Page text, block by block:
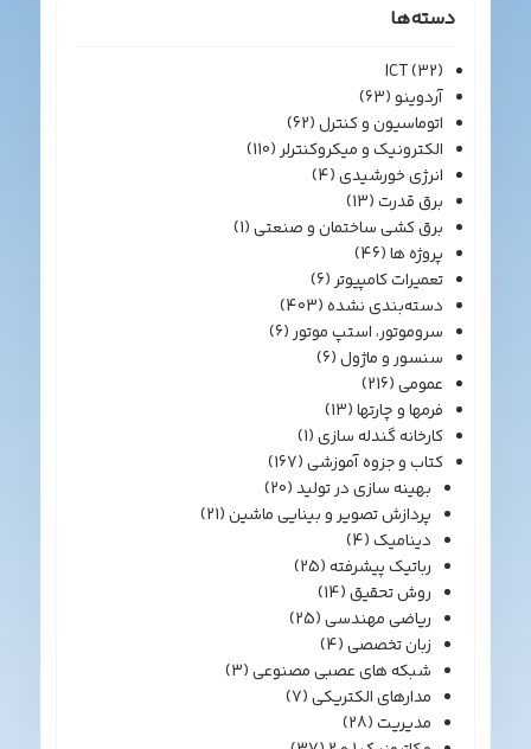
دسته‌ها
ICT(32)
آردوینو(63)
اتوماسیون و کنترل(62)
الکترونیک و میکروکنترلر(110)
انرژی خورشیدی(4)
برق قدرت(13)
برق کشی ساختمان و صنعتی(1)
پروژه ها(46)
تعمیرات کامپیوتر(6)
دسته‌بندی نشده(403)
سروموتور، استپ موتور(6)
سنسور و ماژول(6)
عمومی(216)
فرمها و چارتها(13)
کارخانه گندله سازی(1)
کتاب و جزوه آموزشی(167)
بهینه سازی در تولید(20)
پردازش تصویر و بینایی ماشین(21)
دینامیک(4)
رباتیک پیشرفته(25)
روش تحقیق(14)
ریاضی مهندسی(25)
زبان تخصصی(4)
شبکه های عصبی مصنوعی(3)
مدارهای الکتریکی(7)
مدیریت(28)